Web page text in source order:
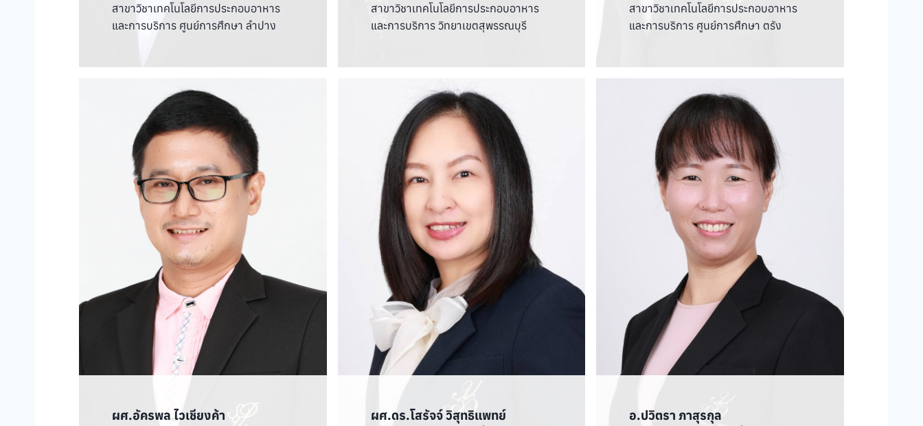
สาขาวิชาเทคโนโลยีการประกอบอาหาร
และการบริการ ศูนย์การศึกษา ลำปาง
สาขาวิชาเทคโนโลยีการประกอบอาหาร
และการบริการ วิทยาเขตสุพรรณบุรี
สาขาวิชาเทคโนโลยีการประกอบอาหาร
และการบริการ ศูนย์การศึกษา ตรัง
ผศ.อัครพล ไวเชียงค้า ผศ.ดร.โสรัจจ์ วิสุทธิแพทย์ อ.ปวิตรา ภาสุรกุล